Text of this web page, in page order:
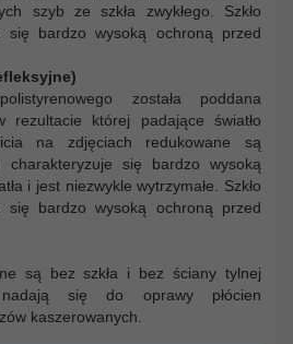
szyb ze szkła zwykłego. Szkło
się bardzo wysoką ochroną przed
została poddana
rezultacie której padające światło
na zdjęciach redukowane są
charakteryzuje się bardzo wysoką
i jest niezwykle wytrzymałe. Szkło
się bardzo wysoką ochroną przed
są bez szkła i bez ściany tylnej
się do oprawy płócien
kaszerowanych.